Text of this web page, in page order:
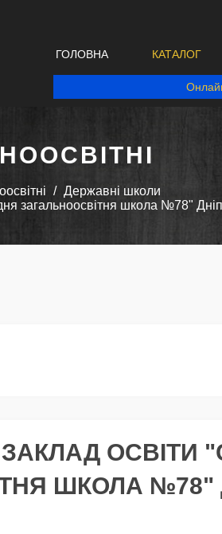
ГОЛОВНА КАТАЛОГ
Державні школи
загальноосвітня школа №78"
ОСВІТИ
ШКОЛА №78"